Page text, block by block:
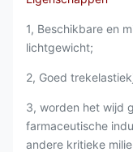
1, Beschikbare en
lichtgewicht;
2, Goed
3, worden het wijd
farmaceutische
andere kritieke